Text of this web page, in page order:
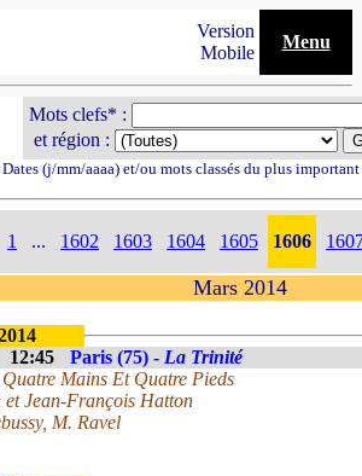
Version
Mobile
Menu
Mots clefs* :
et région :
(j/mm/aaaa) et/ou mots classés du plus
1 ... 1602 1603 1604 1605 1606
Mars 2014
12:45
Paris (75) - La Trinité
Mains Et Quatre Pieds
Jean-François Hatton
M. Ravel